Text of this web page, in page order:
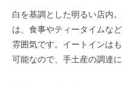
白を基調とした明るい店内
は、食事やティータイムな
雰囲気です。イートインは
可能なので、手土産の調達に